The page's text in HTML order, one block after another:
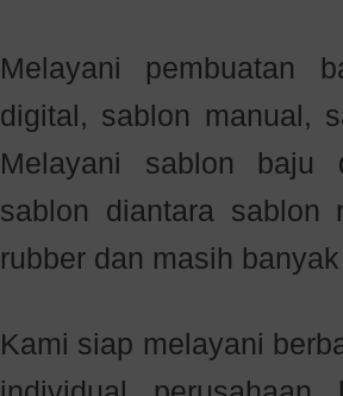
Melayani pembuatan
digital, sablon manual,
Melayani sablon baju
sablon diantara sablon
rubber dan masih
Kami siap melayani